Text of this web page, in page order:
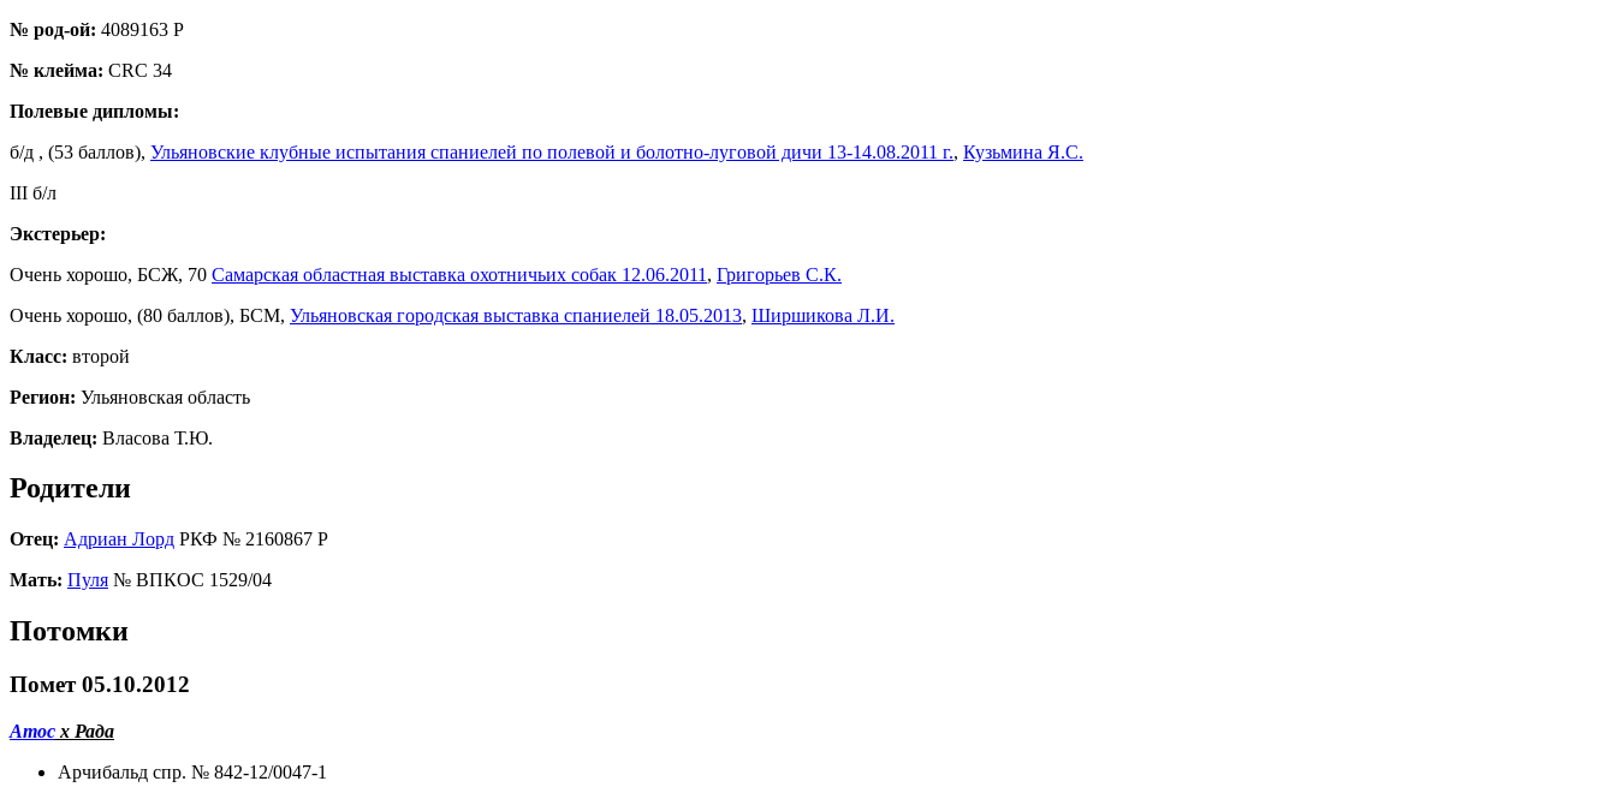
№ род-ой: 4089163 Р
№ клейма: CRC 34
Полевые дипломы:
б/д , (53 баллов), Ульяновские клубные испытания спаниелей по полевой и болотно-луговой дичи 13-14.08.2011 г., Кузьмина Я.С.
III б/л
Экстерьер:
Очень хорошо, БСЖ, 70 Самарская областная выставка охотничьих собак 12.06.2011 , Григорьев С.К.
Очень хорошо, (80 баллов), БСМ, Ульяновская городская выставка спаниелей 18.05.2013, Ширшикова Л.И.
Класс: второй
Регион: Ульяновская область
Владелец: Власова Т.Ю.
Родители
Отец: Адриан Лорд РКФ № 2160867 Р
Мать: Пуля № ВПКОС 1529/04
Потомки
Помет 05.10.2012
Атос х Рада
Арчибальд спр. № 842-12/0047-1